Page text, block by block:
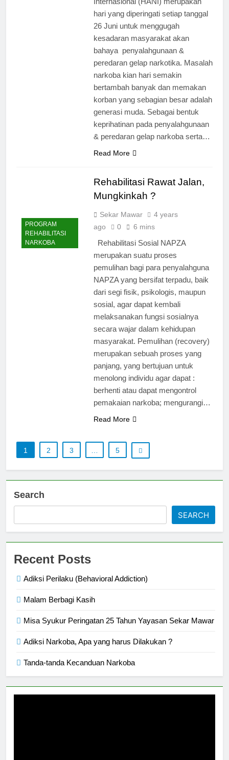
hari yang diperingati setiap tanggal
26 Juni untuk menggugah
kesadaran masyarakat akan
bahaya penyalahgunaan &
peredaran gelap narkotika. Masalah
narkoba kian hari semakin
bertambah banyak dan memakan
korban yang sebagian besar adalah
generasi muda. Sebagai bentuk
keprihatinan pada penyalahgunaan
& peredaran gelap narkoba serta…
Read More
PROGRAM
REHABILITASI
NARKOBA
Rehabilitasi Rawat Jalan,
Mungkinkah ?
Sekar Mawar
4 years
ago
0 6 mins
Rehabilitasi Sosial NAPZA
merupakan suatu proses
pemulihan bagi para penyalahguna
NAPZA yang bersifat terpadu, baik
dari segi fisik, psikologis, maupun
sosial, agar dapat kembali
melaksanakan fungsi sosialnya
secara wajar dalam kehidupan
masyarakat. Pemulihan (recovery)
merupakan sebuah proses yang
panjang, yang bertujuan untuk
menolong individu agar dapat :
berhenti atau dapat mengontrol
pemakaian narkoba; mengurangi…
Read More
1 2 3 5
Search
SEARCH
Recent Posts
Adiksi Perilaku (Behavioral Addiction)
Malam Berbagi Kasih
Misa Syukur Peringatan 25 Tahun Yayasan Sekar Mawar
Adiksi Narkoba, Apa yang harus Dilakukan ?
Tanda-tanda Kecanduan Narkoba